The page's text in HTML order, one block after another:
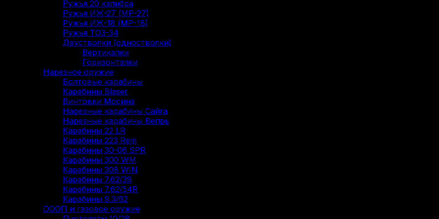
Ружья 20 калибра
Ружья ИЖ-27 (МР-27)
Ружья ИЖ-18 (МР-18)
Ружья ТОЗ-34
Двустволки (одностволки)
Вертикалки
Горизонталки
Нарезное оружие
Болтовые карабины
Карабины Blaser
Винтовки Мосина
Нарезные карабины Сайга
Нарезные карабины Вепрь
Карабины 22 LR
Карабины 223 Rem
Карабины 30-06 SPR
Карабины 300 WM
Карабины 308 WIN
Карабины 7.62/39
Карабины 7.62/54R
Карабины 9.3/62
ОООП и газовое оружие